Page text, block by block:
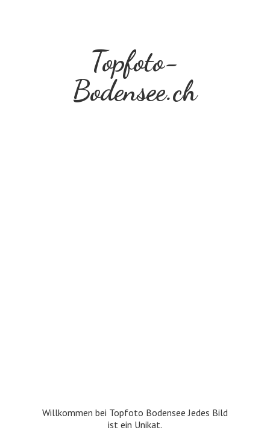
Topfoto-
Bodensee.ch
Willkommen bei Topfoto Bodensee Jedes Bild
ist ein Unikat.